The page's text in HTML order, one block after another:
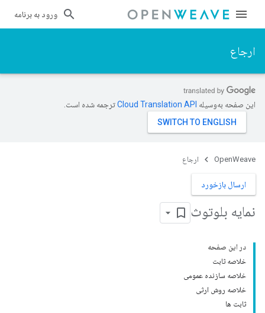
ورود به برنامه
ارجاع
این صفحه به‌وسیله ترجمه شده است.
OpenWeave ارجاع
ارسال بازخورد
نمایه بلوتوث
در این صفحه
خلاصه ثابت
خلاصه سازنده عمومی
خلاصه روش ارثی
ثابت ها